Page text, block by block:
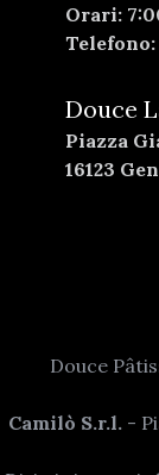
Orari:
Telefono:
Douce
Piazza
16123
Douce
Camilò S.r.l.-